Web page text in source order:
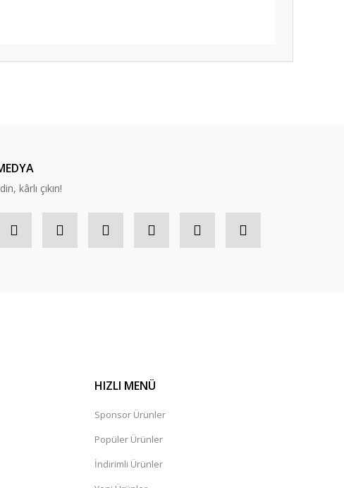
kârlı çıkın!
HIZLI MENÜ
Sponsor Ürünler
Popüler Ürünler
İndirimli Ürünler